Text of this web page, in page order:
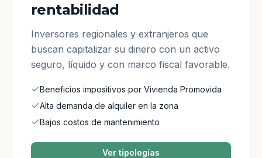
rentabilidad
Inversores regionales y extranjeros que
buscan capitalizar su dinero con un activo
seguro, líquido y con marco fiscal favorable.
Beneficios impositivos por Vivienda Promovida
Alta demanda de alquiler en la zona
Bajos costos de mantenimiento
Ver tipologías